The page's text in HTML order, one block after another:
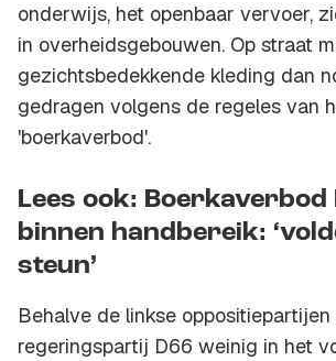
onderwijs, het openbaar vervoer,
in overheidsgebouwen. Op straat
gezichtsbedekkende kleding dan
gedragen volgens de regeles van
'boerkaverbod'.
Lees ook: Boerkaverbod
binnen handbereik:
steun’
Behalve de linkse
regeringspartij D66 weinig in het